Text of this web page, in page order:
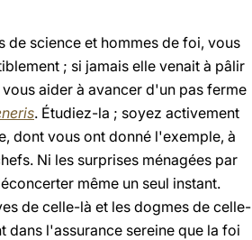
de science et hommes de foi, vous
; si jamais elle venait à pâlir
aider à avancer d'un pas ferme
. Étudiez-la ; soyez activement
dont vous ont donné l'exemple, à
Ni les surprises ménagées par
même un seul instant.
de celle-là et les dogmes de celle-
l'assurance sereine que la foi